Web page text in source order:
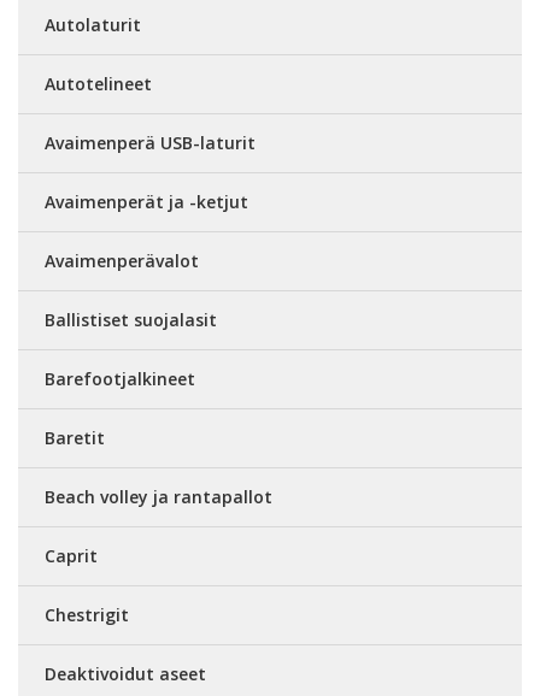
Autolaturit
Autotelineet
Avaimenperä USB-laturit
Avaimenperät ja -ketjut
Avaimenperävalot
Ballistiset suojalasit
Barefootjalkineet
Baretit
Beach volley ja rantapallot
Caprit
Chestrigit
Deaktivoidut aseet